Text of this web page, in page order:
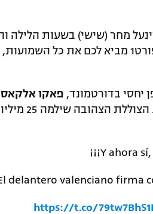
מחר (שישי) בשעות הלילה
יחסי בדורטמונד, פאקו
וחתם
¡¡¡Y ahora
delantero valenciano firma
https://t.co/